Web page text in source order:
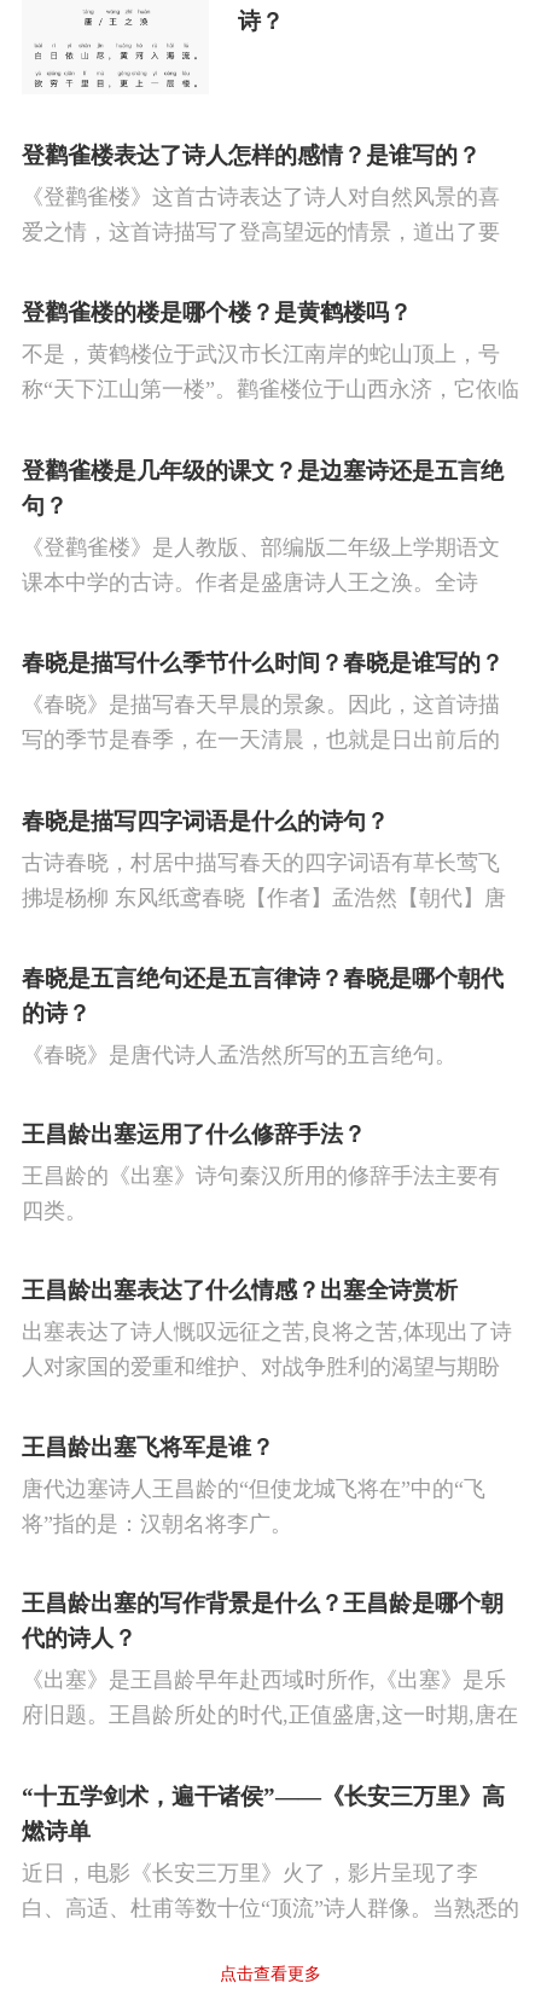
诗？
登鹳雀楼表达了诗人怎样的感情？是谁写的？
《登鹳雀楼》这首古诗表达了诗人对自然风景的喜
爱之情，这首诗描写了登高望远的情景，道出了要
胸襟和抱负，反映了盛唐时期人们昂扬向上的进取
登鹳雀楼的楼是哪个楼？是黄鹤楼吗？
不是，黄鹤楼位于武汉市长江南岸的蛇山顶上，号
称“天下江山第一楼”。鹳雀楼位于山西永济，它依临
演变成为观赏楼，历代文人墨客在此留下了许多千
古绝唱。
登鹳雀楼是几年级的课文？是边塞诗还是五言绝
句？
《登鹳雀楼》是人教版、部编版二年级上学期语文
课本中学的古诗。作者是盛唐诗人王之涣。全诗
一层楼。译文：夕阳依傍着西山慢慢地沉没，滔滔
够，那就要登上更高的一层城楼。
春晓是描写什么季节什么时间？春晓是谁写的？
《春晓》是描写春天早晨的景象。因此，这首诗描
写的季节是春季，在一天清晨，也就是日出前后的
春晓是描写四字词语是什么的诗句？
古诗春晓，村居中描写春天的四字词语有草长莺飞
拂堤杨柳 东风纸鸢春晓【作者】孟浩然【朝代】唐
少。译文春日里贪睡不知不觉天已破晓，搅乱我酣
眠的是那啁啾的小鸟。
春晓是五言绝句还是五言律诗？春晓是哪个朝代
的诗？
《春晓》是唐代诗人孟浩然所写的五言绝句。
王昌龄出塞运用了什么修辞手法？
王昌龄的《出塞》诗句秦汉所用的修辞手法主要有
四类。
王昌龄出塞表达了什么情感？出塞全诗赏析
出塞表达了诗人慨叹远征之苦,良将之苦,体现出了诗
人对家国的爱重和维护、对战争胜利的渴望与期盼
日平息边塞战争,使国家得到安宁,让人民过上安定生
王昌龄出塞飞将军是谁？
唐代边塞诗人王昌龄的“但使龙城飞将在”中的“飞
将”指的是：汉朝名将李广。
王昌龄出塞的写作背景是什么？王昌龄是哪个朝
代的诗人？
《出塞》是王昌龄早年赴西域时所作,《出塞》是乐
府旧题。王昌龄所处的时代,正值盛唐,这一时期,唐在
的作品中,多能体现一种慷慨激昂的向上精神,和克敌
制胜的强烈自信。 同时,频繁的边塞战争,也使人民不
平愿望。
“十五学剑术，遍干诸侯”——《长安三万里》高
燃诗单
近日，电影《长安三万里》火了，影片呈现了李
白、高适、杜甫等数十位“顶流”诗人群像。当熟悉的
涉及48首诗词，你会背几首？快来（预）习。
点击查看更多